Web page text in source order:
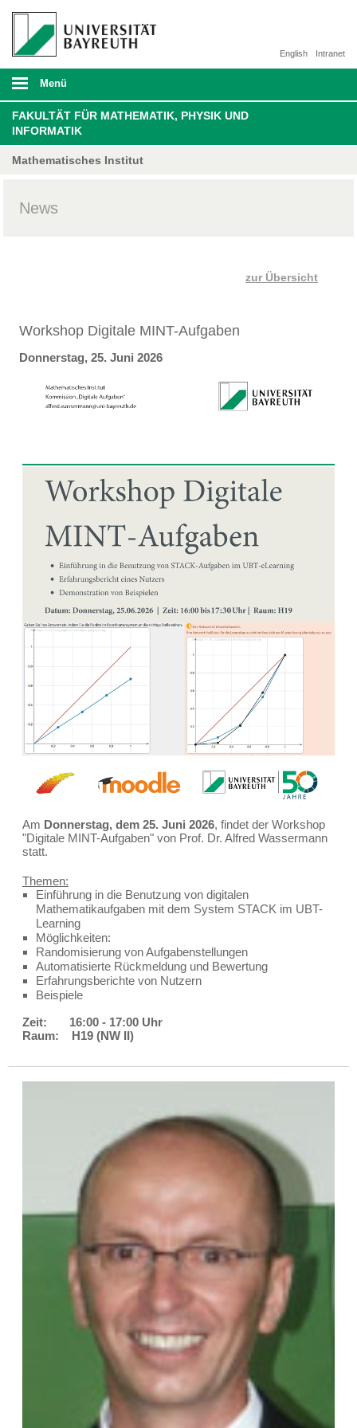
Intranet
English
Menü
FAKULTÄT FÜR MATHEMATIK, PHYSIK UND
INFORMATIK
Mathematisches Institut
News
zur Übersicht
Workshop Digitale MINT-Aufgaben
Donnerstag, 25. Juni 2026
Am Donnerstag, dem 25. Juni 2026, findet der Workshop
"Digitale MINT-Aufgaben" von Prof. Dr. Alfred Wassermann
statt.
Themen:
Einführung in die Benutzung von digitalen
Mathematikaufgaben mit dem System STACK im UBT-
Learning
Möglichkeiten:
Randomisierung von Aufgabenstellungen
Automatisierte Rückmeldung und Bewertung
Erfahrungsberichte von Nutzern
Beispiele
Zeit: 16:00 - 17:00 Uhr
​Raum: H19 (NW II)